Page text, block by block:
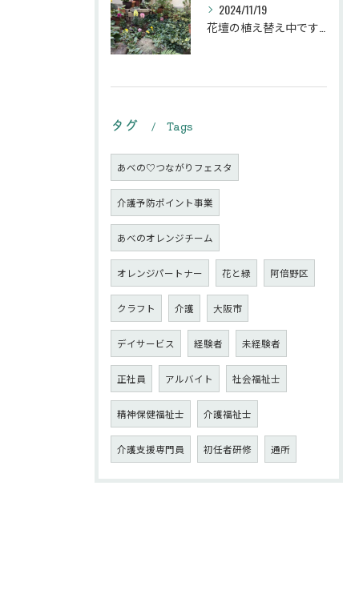
2024/11/19
タグ Tags
あべの♡つながりフェスタ
介護予防ポイント事業
あべのオレンジチーム
オレンジパートナー 花と緑 阿倍野区
クラフト 介護 大阪市
デイサービス 経験者 未経験者
正社員 アルバイト 社会福祉士
精神保健福祉士 介護福祉士
介護支援専門員 初任者研修 通所